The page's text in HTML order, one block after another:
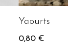
Yaourts
0,80 €